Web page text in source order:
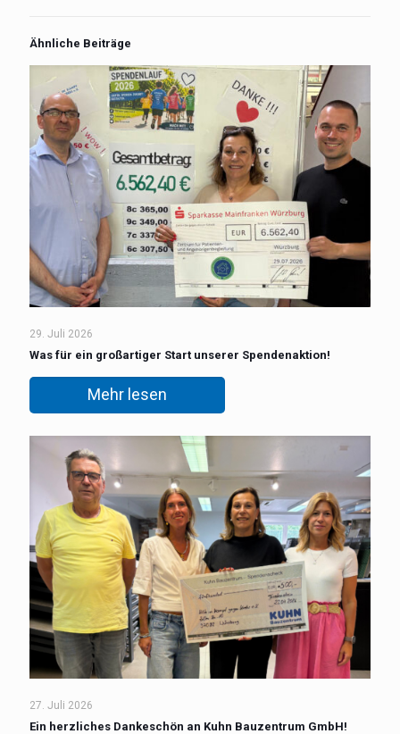
Ähnliche Beiträge
29. Juli 2026
Was für ein großartiger Start unserer Spendenaktion!
Mehr lesen
27. Juli 2026
Ein herzliches Dankeschön an Kuhn Bauzentrum GmbH!